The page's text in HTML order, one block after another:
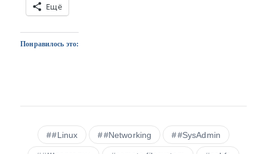
Ещё
Понравилось это:
#Linux #Networking #SysAdmin